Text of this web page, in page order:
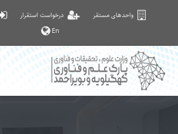
واحدهای مستقر درخواست استقرار
En